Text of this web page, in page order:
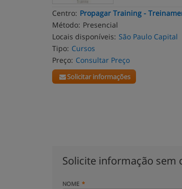
Centro: Propagar Training -
Método: Presencial
Locais disponíveis: São Paulo Capital
Tipo: Cursos
Preço: Consultar Preço
Solicitar informações
Solicite informação sem
NOME